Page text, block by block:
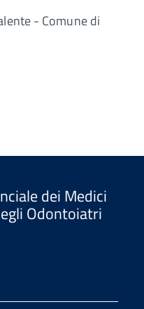
- Comune di
dei Medici
Odontoiatri